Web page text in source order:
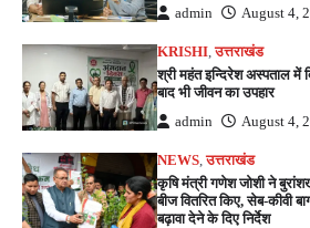
admin August 4,
KRISHI,उत्तराखंड
श्री महंत इन्दिरेश अस्पताल
बाद भी जीवन का उपहार
admin August 4,
NEWS,उत्तराखंड
कृषि मंत्री गणेश जोशी ने
बीज वितरित किए, सेब-कीवी
बढ़ावा देने के दिए निर्देश